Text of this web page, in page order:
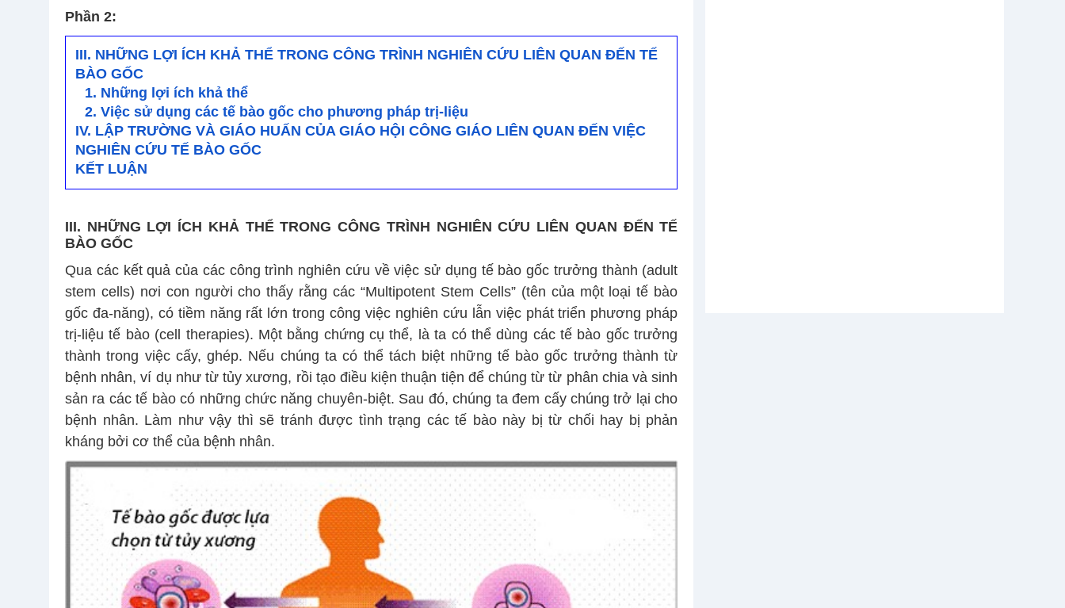
Phần 2:
III. NHỮNG LỢI ÍCH KHẢ THỂ TRONG CÔNG TRÌNH NGHIÊN CỨU LIÊN QUAN ĐẾN TẾ
BÀO GỐC
1. Những lợi ích khả thể
2. Việc sử dụng các tế bào gốc cho phương pháp trị-liệu
IV. LẬP TRƯỜNG VÀ GIÁO HUẤN CỦA GIÁO HỘI CÔNG GIÁO LIÊN QUAN ĐẾN VIỆC
NGHIÊN CỨU TẾ BÀO GỐC
KẾT LUẬN
III. NHỮNG LỢI ÍCH KHẢ THỂ TRONG CÔNG TRÌNH NGHIÊN CỨU LIÊN QUAN ĐẾN TẾ
BÀO GỐC
Qua các kết quả của các công trình nghiên cứu về việc sử dụng tế bào gốc trưởng thành (adult
stem cells) nơi con người cho thấy rằng các “Multipotent Stem Cells” (tên của một loại tế bào
gốc đa-năng), có tiềm năng rất lớn trong công việc nghiên cứu lẫn việc phát triển phương pháp
trị-liệu tế bào (cell therapies). Một bằng chứng cụ thể, là ta có thể dùng các tế bào gốc trưởng
thành trong việc cấy, ghép. Nếu chúng ta có thể tách biệt những tế bào gốc trưởng thành từ
bệnh nhân, ví dụ như từ tủy xương, rồi tạo điều kiện thuận tiện để chúng từ từ phân chia và sinh
sản ra các tế bào có những chức năng chuyên-biệt. Sau đó, chúng ta đem cấy chúng trở lại cho
bệnh nhân. Làm như vậy thì sẽ tránh được tình trạng các tế bào này bị từ chối hay bị phản
kháng bởi cơ thể của bệnh nhân.